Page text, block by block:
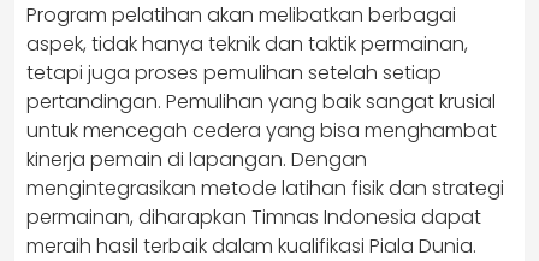
Program pelatihan akan melibatkan berbagai
aspek, tidak hanya teknik dan taktik permainan,
tetapi juga proses pemulihan setelah setiap
pertandingan. Pemulihan yang baik sangat krusial
untuk mencegah cedera yang bisa menghambat
kinerja pemain di lapangan. Dengan
mengintegrasikan metode latihan fisik dan strategi
permainan, diharapkan Timnas Indonesia dapat
meraih hasil terbaik dalam kualifikasi Piala Dunia.